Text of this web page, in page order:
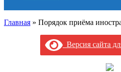
Главная » Порядок приёма
Версия сайта